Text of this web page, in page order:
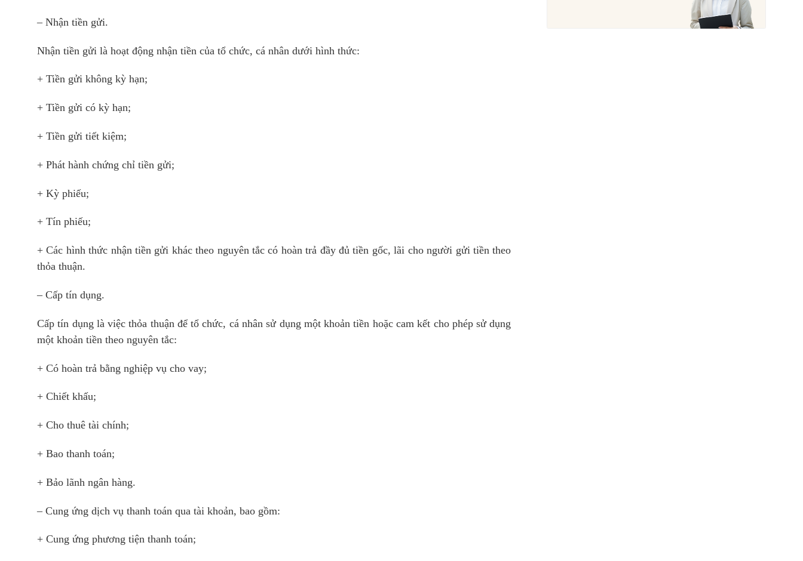
– Nhận tiền gửi.
Nhận tiền gửi là hoạt động nhận tiền của tổ chức, cá nhân dưới hình thức:
+ Tiền gửi không kỳ hạn;
+ Tiền gửi có kỳ hạn;
+ Tiền gửi tiết kiệm;
+ Phát hành chứng chỉ tiền gửi;
+ Kỳ phiếu;
+ Tín phiếu;
+ Các hình thức nhận tiền gửi khác theo nguyên tắc có hoàn trả đầy đủ tiền gốc, lãi cho người gửi tiền theo
thỏa thuận.
– Cấp tín dụng.
Cấp tín dụng là việc thỏa thuận để tổ chức, cá nhân sử dụng một khoản tiền hoặc cam kết cho phép sử dụng
một khoản tiền theo nguyên tắc:
+ Có hoàn trả bằng nghiệp vụ cho vay;
+ Chiết khấu;
+ Cho thuê tài chính;
+ Bao thanh toán;
+ Bảo lãnh ngân hàng.
– Cung ứng dịch vụ thanh toán qua tài khoản, bao gồm:
+ Cung ứng phương tiện thanh toán;